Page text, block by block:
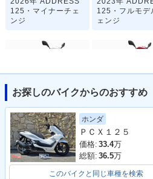
125・マイナーチェ
ンジ
125・フルモデ
ェンジ
2020年 ADDRESS
125フラットシート
仕様・カラーチェン
ジ
2020年
125・カラーチ
ジ
お探しのバイクからのおすすめ
ホンダ
ＰＣＸ１２５
価格: 33.4万
総額: 36.5万
このバイクと同じ車種を検索